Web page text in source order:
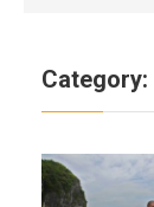
Category: